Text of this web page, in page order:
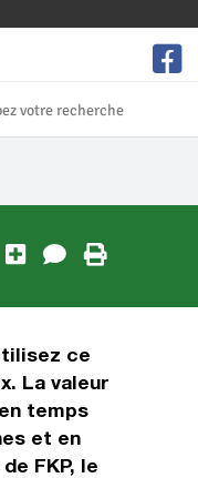
ce
La valeur
temps
et en
FKP, le